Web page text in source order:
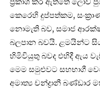
කෙරෙහි දුප්පත්කම,
නොමැති බව, සමාජ
බලපාන බවයි. ළමයින්ට
හිමිවියුතු බවද එහිදී ඇය
මෙම සමුළුවට සහභාගී
අමාත්‍ය චන්ද්‍රානී බණ්ඩාර